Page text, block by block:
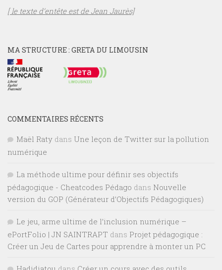
[ le texte d’entête est de Jean Jaurès]
MA STRUCTURE : GRETA DU LIMOUSIN
COMMENTAIRES RÉCENTS
Maël Raty dans Une leçon de Twitter sur la pollution
numérique
La méthode ultime pour définir ses objectifs
pédagogique - Cheatcodes Pédago dans Nouvelle
version du GOP (Générateur d’Objectifs Pédagogiques)
Le jeu, arme ultime de l’inclusion numérique –
ePortFolio | JN SAINTRAPT dans Projet pédagogique :
Créer un Jeu de Cartes pour apprendre à monter un PC